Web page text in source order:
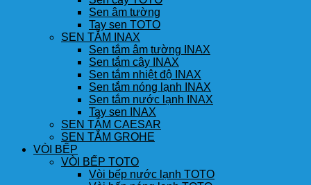
Sen âm tường
Tay sen TOTO
SEN TẮM INAX
Sen tắm âm tường INAX
Sen tắm cây INAX
Sen tắm nhiệt độ INAX
Sen tắm nóng lạnh INAX
Sen tắm nước lạnh INAX
Tay sen INAX
SEN TẮM CAESAR
SEN TẮM GROHE
VÒI BẾP
VÒI BẾP TOTO
Vòi bếp nước lạnh TOTO